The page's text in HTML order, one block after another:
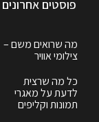
פוסטים אחרונים
מה שרואים משם –
צילומי אוויר
כל מה שרצית
לדעת על מאגרי
תמונות וקליפים